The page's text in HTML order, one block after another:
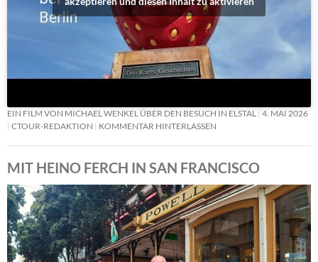
EIN FILM VON MICHAEL WENKEL ÜBER DEN BESUCH IN ELSTAL
4. MAI 2026
CTOUR-REDAKTION
KOMMENTAR HINTERLASSEN
MIT HEINO FERCH IN SAN FRANCISCO